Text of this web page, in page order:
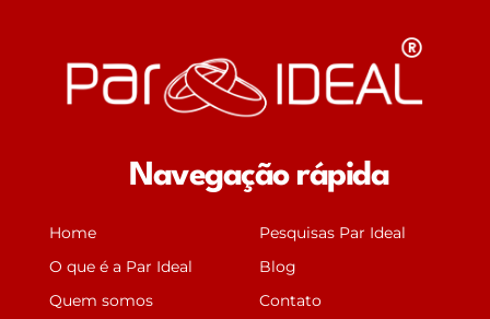
Navegação rápida
Home
O que é a Par Ideal
Quem somos
Pesquisas Par Ideal
Blog
Contato